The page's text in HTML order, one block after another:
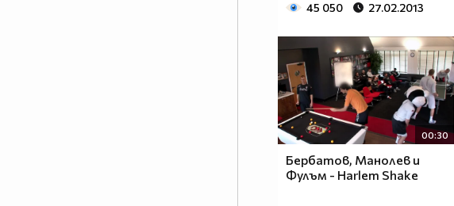
45 050 27.02.2013
00:30
Бербатов, Манолев и
Фулъм - Harlem Shake